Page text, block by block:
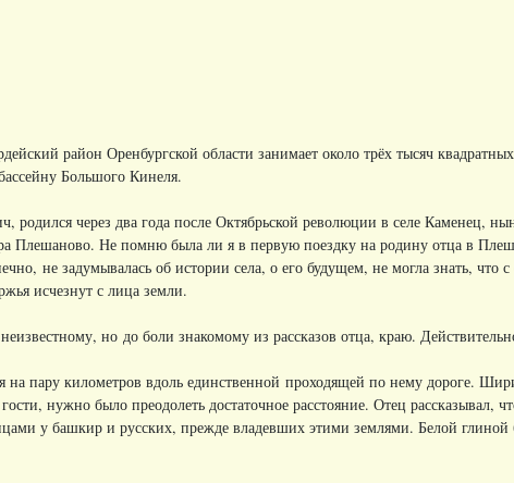
район Оренбургской области занимает около трёх тысяч
Большого Кинеля.
родился через два года после Октябрьской революции в селе Каменец,
Плешаново. Не помню была ли я в первую поездку на родину отца в
не задумывалась об истории села, о его будущем, не могла знать, что
исчезнут с лица земли.
но до боли знакомому из рассказов отца, краю.
пару километров вдоль единственной проходящей по нему дороге.
нужно было преодолеть достаточное расстояние. Отец рассказывал,
у башкир и русских, прежде владевших этими землями. Белой глиной